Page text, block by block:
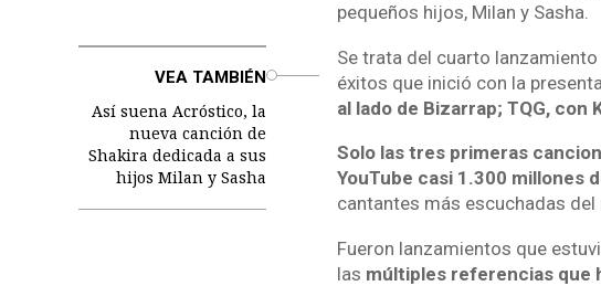
pequeños hijos, Milan y Sasha.
VEA TAMBIÉN
Así suena Acróstico, la
nueva canción de
Shakira dedicada a sus
hijos Milan y Sasha
Se trata del cuarto
éxitos que inició con la
al lado de Bizarrap; TQG, con
Solo las tres primeras
YouTube casi 1.300 millones
cantantes más escuchadas
Fueron lanzamientos que
las múltiples referencias que